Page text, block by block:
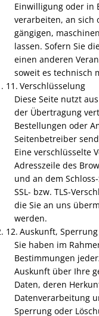
Einwilligung oder in
verarbeiten, an sich
gängigen,
lassen. Sofern Sie
einen anderen
soweit es technisch
Verschlüsselung
Diese Seite nutzt
der Übertragung
Bestellungen oder
Seitenbetreiber
Eine verschlüsselte
Adresszeile des
und an dem
SSL- bzw. TLS-
die Sie an uns
werden.
Auskunft,
Sie haben im
Bestimmungen
Auskunft über Ihre
Daten, deren
Datenverarbeitung
Sperrung oder